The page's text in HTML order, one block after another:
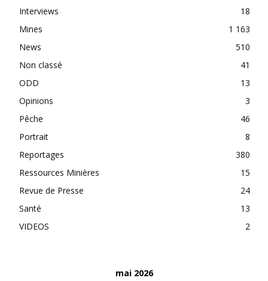
Interviews
18
Mines
1 163
News
510
Non classé
41
ODD
13
Opinions
3
Pêche
46
Portrait
8
Reportages
380
Ressources Minières
15
Revue de Presse
24
Santé
13
VIDEOS
2
mai 2026